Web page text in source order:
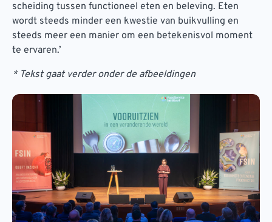
scheiding tussen functioneel eten en beleving. Eten
wordt steeds minder een kwestie van buikvulling en
steeds meer een manier om een betekenisvol moment
te ervaren.’
* Tekst gaat verder onder de afbeeldingen